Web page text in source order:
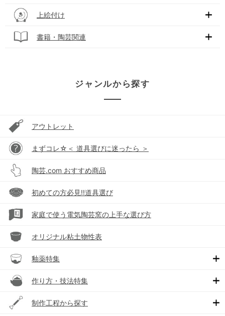
上絵付け
書籍・陶芸関連
ジャンルから探す
アウトレット
まずコレ☆＜ 道具選びに迷ったら ＞
陶芸.com おすすめ商品
初めての方必見!!道具選び
家庭で使う電気陶芸窯の上手な選び方
オリジナル粘土物性表
釉薬特集
作り方・技法特集
制作工程から探す